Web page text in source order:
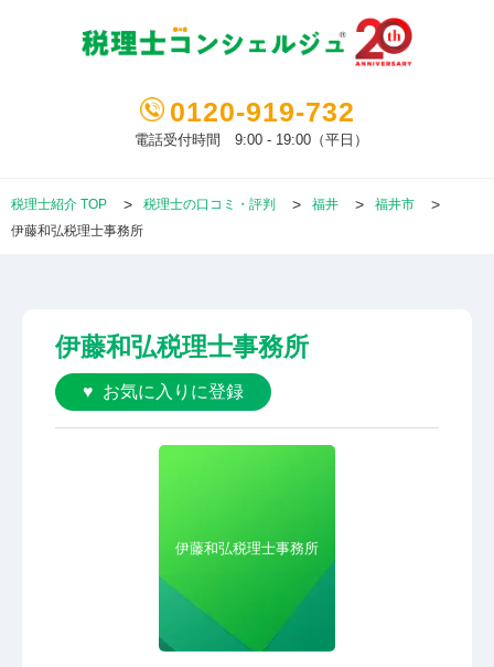
0120-919-732
電話受付時間 9:00 - 19:00（平日）
税理士紹介 TOP 税理士の口コミ・評判 福井
福井市
伊藤和弘税理士事務所
伊藤和弘税理士事務所
お気に入りに登録
伊藤和弘税理士事務所